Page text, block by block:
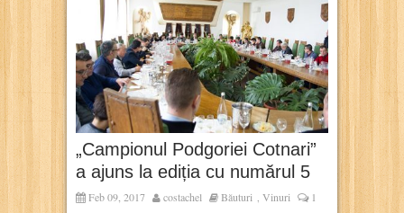
„Campionul Podgoriei Cotnari”
a ajuns la ediția cu numărul 5
Feb 09, 2017 costachel Băuturi , Vinuri 1